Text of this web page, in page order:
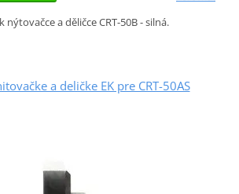
nýtovačce a děličce CRT-50B - silná.
a deličke EK pre CRT-50AS